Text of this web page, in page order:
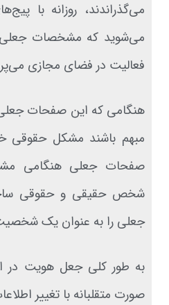
می‌گذراندند، روزانه با
می‌شوید که مشخصات جعلی
فعالیت در فضای مجازی
هنگامی که این صفحات
مبهم باشند مشکل حقوقی
صفحات جعلی هنگامی
شخص حقیقی و حقوقی
جعلی را به عنوان یک
به طور کلی جعل هویت در
صورت متقلبانه با تغییر